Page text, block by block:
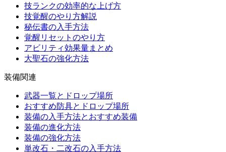
技ランクの効率的な上げ方
技覚醒のやり方解説
秘伝書の入手方法
覚醒リセットのやり方
アビリティ効果量まとめ
大聖石の強化方法
装備関連
武器一覧とドロップ場所
おすすめ防具とドロップ場所
装備の入手方法とおすすめ装備
装備の進化方法
装備の強化方法
単改石・二改石の入手方法